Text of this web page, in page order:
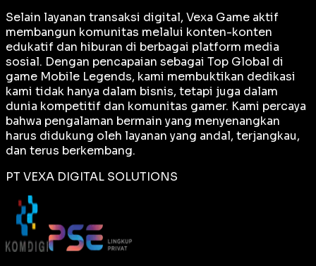
Selain layanan transaksi digital, Vexa Game aktif
membangun komunitas melalui konten-konten
edukatif dan hiburan di berbagai platform media
sosial. Dengan pencapaian sebagai Top Global di
game Mobile Legends, kami membuktikan dedikasi
kami tidak hanya dalam bisnis, tetapi juga dalam
dunia kompetitif dan komunitas gamer. Kami percaya
bahwa pengalaman bermain yang menyenangkan
harus didukung oleh layanan yang andal, terjangkau,
dan terus berkembang.
PT VEXA DIGITAL SOLUTIONS